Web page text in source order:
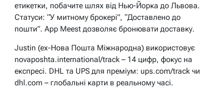
етикетки, побачите шлях від Нью-Йорка до Львова.
Статуси: “У митному брокері”, “Доставлено до
пошти”. App Meest дозволяє бронювати доставку.
Justin (ex-Нова Пошта Міжнародна) використовує
novaposhta.international/track – 14 цифр, фокус на
експресі. DHL та UPS для преміум: ups.com/track чи
dhl.com – глобальні карти в реальному часі.